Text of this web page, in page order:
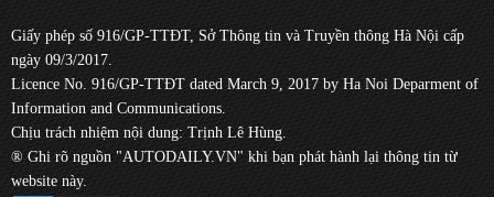
Giấy phép số 916/GP-TTĐT, Sở Thông tin và Truyền thông Hà Nội cấp
ngày 09/3/2017.
Licence No. 916/GP-TTĐT dated March 9, 2017 by Ha Noi Deparment of
Information and Communications.
Chịu trách nhiệm nội dung: Trịnh Lê Hùng.
® Ghi rõ nguồn "AUTODAILY.VN" khi bạn phát hành lại thông tin từ
website này.